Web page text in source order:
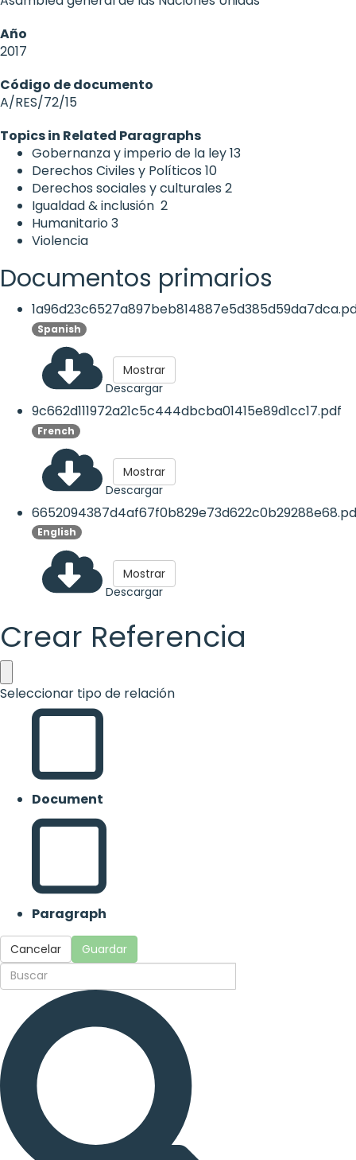
Año
2017
Código de documento
A/RES/72/15
Topics in Related Paragraphs
Gobernanza y imperio de la ley13
Derechos Civiles y Políticos 10
Derechos sociales y culturales 2
Igualdad & inclusión 2
Humanitario3
Violencia
Documentos primarios
Spanish
Descargar
Mostrar
9c662d111972a21c5c444dbcba01415e89d1cc17.pdf
French
Descargar
Mostrar
English
Descargar
Mostrar
Crear Referencia
Seleccionar tipo de relación
Document
Paragraph
Cancelar Guardar